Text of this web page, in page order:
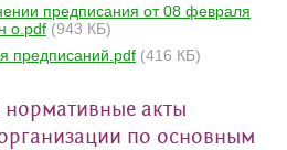
предписания от 08 февраля
о.pdf (943 КБ)
предписаний.pdf (416 КБ)
акты
по основным